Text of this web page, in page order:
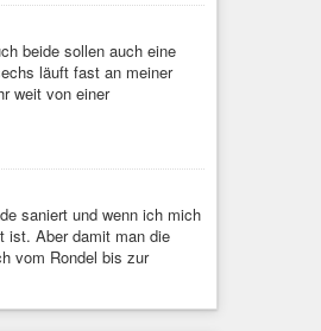
beide sollen auch eine
läuft fast an meiner
weit von einer
saniert und wenn ich mich
ist. Aber damit man die
vom Rondel bis zur